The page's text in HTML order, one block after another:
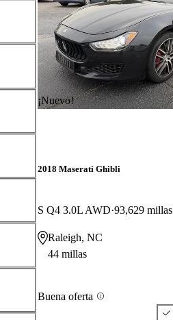
¡Nuevo!
2018 Maserati Ghibli
S Q4 3.0L AWD 93,629 millas
Raleigh, NC
44 millas
Buena oferta